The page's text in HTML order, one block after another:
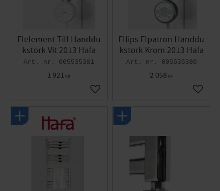
Elelement Till Handdu
kstork Vit 2013 Hafa
005535381
1 921 KR
Lägg till i favoriter
Ellips Elpatron Handdu
kstork Krom 2013 Hafa
005535380
2 058 KR
Lägg